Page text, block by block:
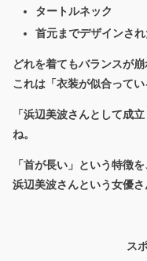
タートルネック
首元までデザインさ
どれを着てもバランスが
これは「衣装が似合ってい
「浜辺美波さんとして成
ね。
「首が長い」という特徴
浜辺美波さんという女優さ
ス